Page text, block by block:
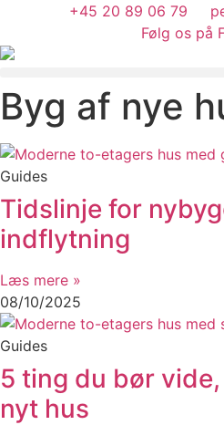
indhold
+45 20 89 06 79
Følg os på
Byg af nye
Guides
Tidslinje for
indflytning
Læs mere »
08/10/2025
Guides
5 ting du bør
nyt hus